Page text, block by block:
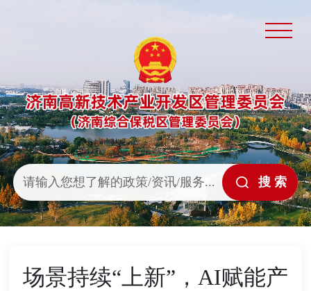
场景持续“上新”，AI赋能产